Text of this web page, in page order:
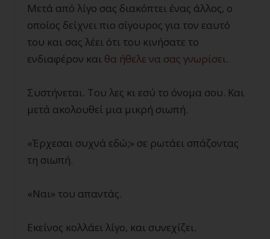
Μετά από λίγο σας διακόπτει ένας άλλος, ο
οποίος δείχνει πιο σίγουρος για τον εαυτό
του και σας λέει ότι του κινήσατε το
ενδιαφέρον και θα ήθελε να σας γνωρίσει.
Συστήνεται. Του λες κι εσύ το όνομα σου. Και
μετά ακολουθεί μια μικρή σιωπή.
«Έρχεσαι συχνά εδώ;» σε ρωτάει σπάζοντας
τη σιωπή.
«Ναι» του απαντάς.
Εκείνος κολλάει λίγο, και συνεχίζει.